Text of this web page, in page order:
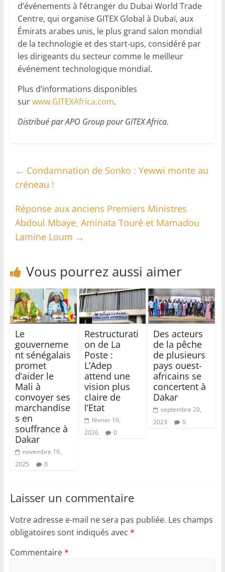
d’événements à l’étranger du Dubai World Trade
Centre, qui organise GITEX Global à Dubaï, aux
Émirats arabes unis, le plus grand salon mondial
de la technologie et des start-ups, considéré par
les dirigeants du secteur comme le meilleur
événement technologique mondial.
Plus d’informations disponibles
surwww.GITEXAfrica.com.
Distribué par APO Group pour GITEX Africa.
← Condamnation de Sonko : Yewwi monte au
créneau !
Réponse aux anciens Premiers Ministres
Abdoul Mbaye, Aminata Touré et Mamadou
Lamine Loum →
Vous pourrez aussi aimer
Le
gouverneme
nt sénégalais
promet
d’aider le
Mali à
convoyer ses
marchandise
s en
souffrance à
Dakar
novembre 19,
2025
0
Restructurati
on de La
Poste :
L’Adep
attend une
vision plus
claire de
l’Etat
février 16,
2026
0
Des acteurs
de la pêche
de plusieurs
pays ouest-
africains se
concertent à
Dakar
septembre 20,
2023
0
Laisser un commentaire
Votre adresse e-mail ne sera pas publiée. Les champs
obligatoires sont indiqués avec *
Commentaire*